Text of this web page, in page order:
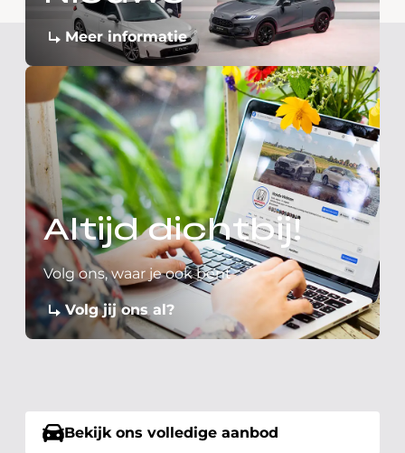
Meer informatie
Altijd dichtbij!
Volg ons, waar je ook bent
Volg jij ons al?
Bekijk ons volledige aanbod